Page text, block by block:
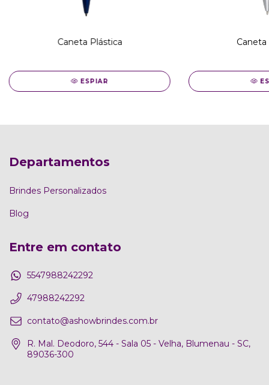
Caneta Plástica
ESPIAR
Departamentos
Brindes Personalizados
Blog
Entre em contato
5547988242292
47988242292
contato@ashowbrindes.com.br
R. Mal. Deodoro, 544 - Sala 05 - Velha, Blumenau - SC,
89036-300